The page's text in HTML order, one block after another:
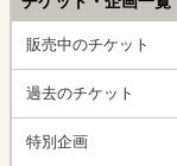
販売中のチケット
過去のチケット
特別企画